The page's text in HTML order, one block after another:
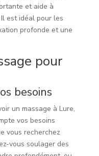
et aide à
est idéal pour les
profonde et une
pour
besoins
un massage à Lure,
vos besoins
vous recherchez
vous soulager des